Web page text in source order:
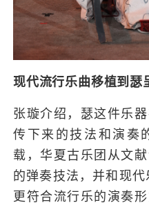
现代流行乐曲移植到瑟
张璇介绍，瑟这件乐
传下来的技法和演奏
载，华夏古乐团从文
的弹奏技法，并和现
更符合流行乐的演奏